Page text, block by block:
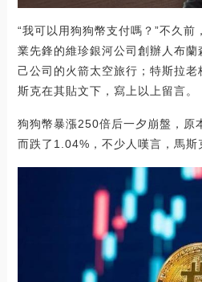
“我可以用狗狗幣支付嗎？”不久
業先鋒的維珍銀河公司創辦人布
己公司的火箭太空旅行；特斯拉老
斯克在其貼文下，寫上以上留言。
狗狗幣暴漲250倍后一夕崩盤，原
而跌了1.04%，不少人嘆言，馬斯